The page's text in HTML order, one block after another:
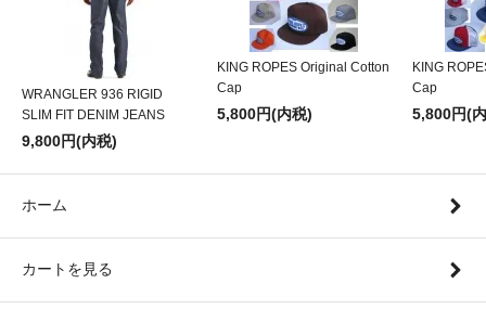
WRANGLER 936 RIGID
SLIM FIT DENIM JEANS
9,800円(内税)
KING ROPES Original Cotton
Cap
5,800円(内税)
KING
Cap
5,800円(
ホーム
カートを見る